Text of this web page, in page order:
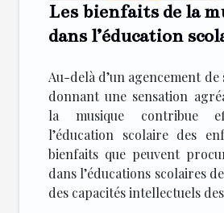
Les bienfaits de la
dans l’éducation
Au-delà d’un agencement de
donnant une sensation
la musique contribue
l’éducation scolaire des
bienfaits que peuvent
dans l’éducations scolaires
des capacités intellectuels